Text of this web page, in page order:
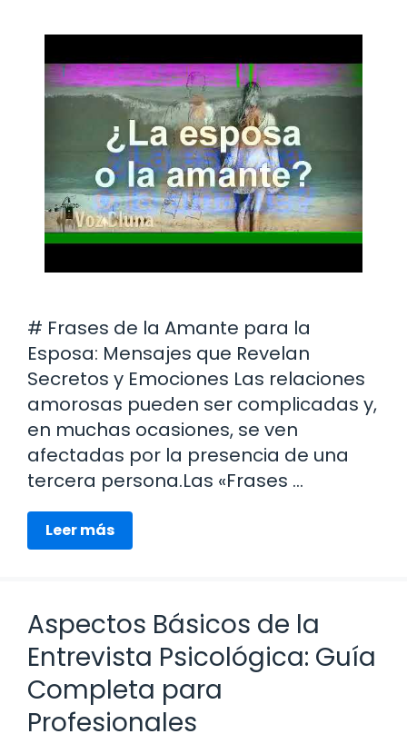
# Frases de la Amante para la
Esposa: Mensajes que Revelan
Secretos y Emociones Las relaciones
amorosas pueden ser complicadas y,
en muchas ocasiones, se ven
afectadas por la presencia de una
tercera persona.Las «Frases …
Leer más
Aspectos Básicos de la
Entrevista Psicológica: Guía
Completa para
Profesionales